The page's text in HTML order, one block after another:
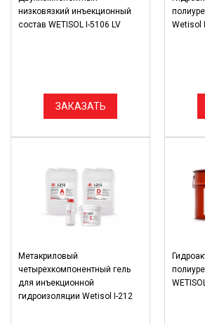
низковязкий инъекционный
состав WETISOL I-5106 LV
ЗАКАЗАТЬ
Wetisol
Метакриловый
четырехкомпонентный гель
для инъекционной
гидроизоляции Wetisol I-212